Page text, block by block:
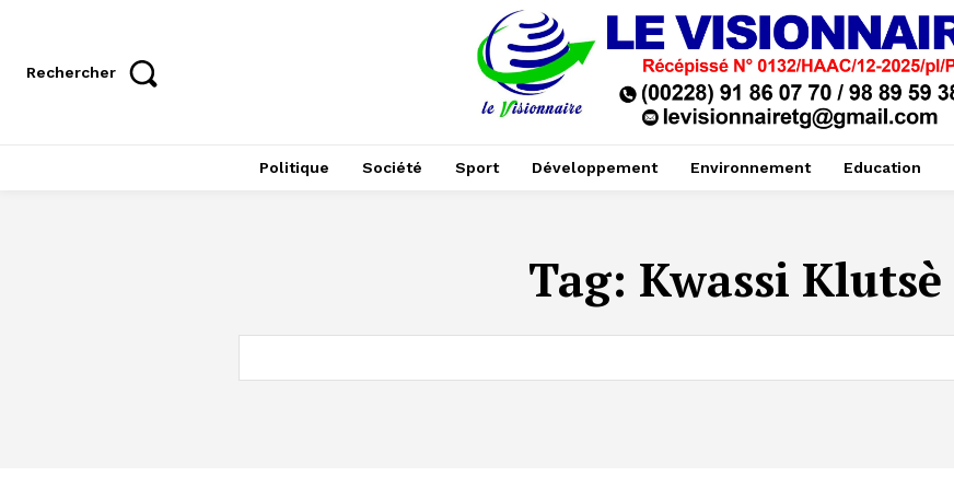
Rechercher
Politique Société Sport Développement Environnement Education
Tag: Kwassi Klutsè